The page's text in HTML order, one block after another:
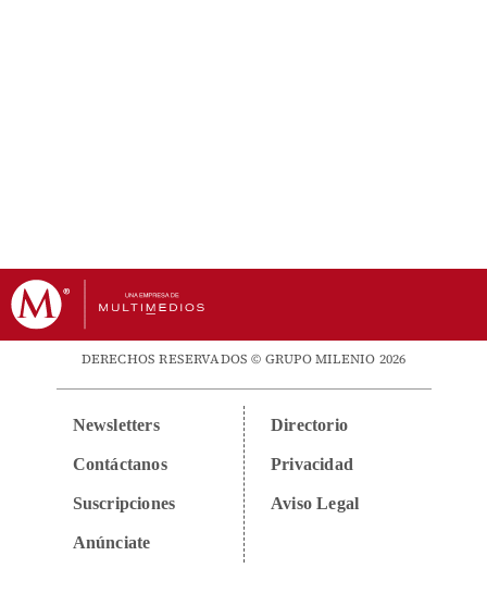
DERECHOS RESERVADOS © GRUPO MILENIO 2026
Newsletters
Contáctanos
Suscripciones
Anúnciate
Directorio
Privacidad
Aviso Legal